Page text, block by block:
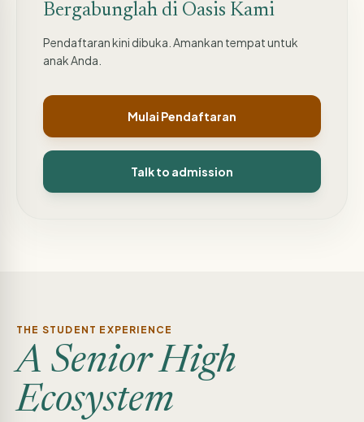
Bergabunglah di Oasis Kami
Pendaftaran kini dibuka. Amankan tempat untuk
anak Anda.
Mulai Pendaftaran
Talk to admission
THE STUDENT EXPERIENCE
A Senior High
Ecosystem